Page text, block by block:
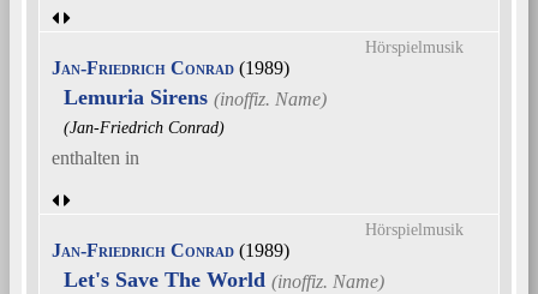
Hörspielmusik
Jan-Friedrich Conrad (1989)
Lemuria Sirens
(Jan-Friedrich Conrad)
enthalten in
Hörspielmusik
Jan-Friedrich Conrad (1989)
Let's Save The World